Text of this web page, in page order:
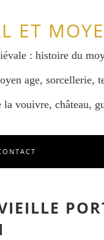
ET
: histoire du
age,
la vouivre, château,